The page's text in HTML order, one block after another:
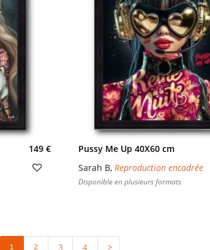
149 €
Pussy Me Up 40X60 cm
Sarah B, Reproduction encadrée
Disponible en plusieurs formats
1 (current)
2 3 4 >